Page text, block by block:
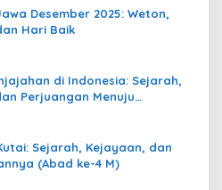
Desember 2025: Weton,
Hari Baik
di Indonesia: Sejarah,
Perjuangan Menuju
Sejarah, Kejayaan, dan
(Abad ke-4 M)